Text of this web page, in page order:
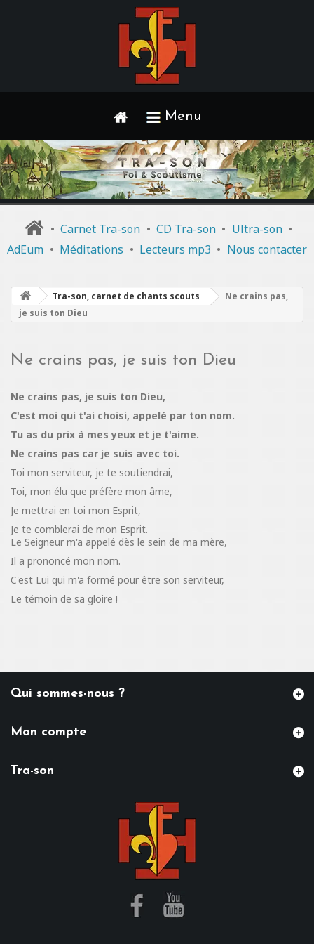
Menu
• Carnet Tra-son • CD Tra-son • Ultra-son •
AdEum • Méditations • Lecteurs mp3 • Nous contacter
Tra-son, carnet de chants scouts
Ne crains pas,
je suis ton Dieu
Ne crains pas, je suis ton Dieu
Ne crains pas, je suis ton Dieu,
C'est moi qui t'ai choisi, appelé par ton nom.
Tu as du prix à mes yeux et je t'aime.
Ne crains pas car je suis avec toi.
Toi mon serviteur, je te soutiendrai,
Toi, mon élu que préfère mon âme,
Je mettrai en toi mon Esprit,
Je te comblerai de mon Esprit.
Le Seigneur m'a appelé dès le sein de ma mère,
Il a prononcé mon nom.
C'est Lui qui m'a formé pour être son serviteur,
Le témoin de sa gloire !
Qui sommes-nous ?
Mon compte
Tra-son